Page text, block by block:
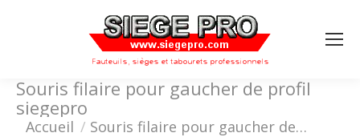
Souris filaire pour gaucher de profil
siegepro
Vous êtes ici :
Accueil Souris filaire pour gaucher de…